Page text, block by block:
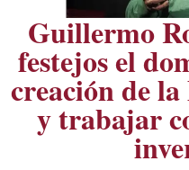
Guillermo
festejos el
creación de
y trabajar